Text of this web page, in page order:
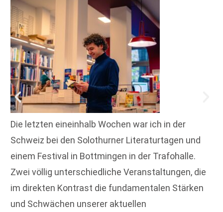
Die letzten eineinhalb Wochen war ich in der
Schweiz bei den Solothurner Literaturtagen und
einem Festival in Bottmingen in der Trafohalle.
Zwei völlig unterschiedliche Veranstaltungen, die
im direkten Kontrast die fundamentalen Stärken
und Schwächen unserer aktuellen